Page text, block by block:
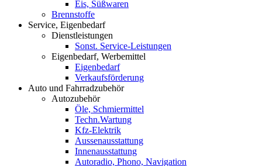
Eis, Süßwaren
Brennstoffe
Service, Eigenbedarf
Dienstleistungen
Sonst. Service-Leistungen
Eigenbedarf, Werbemittel
Eigenbedarf
Verkaufsförderung
Auto und Fahrradzubehör
Autozubehör
Öle, Schmiermittel
Techn.Wartung
Kfz-Elektrik
Aussenausstattung
Innenausstattung
Autoradio, Phono, Navigation